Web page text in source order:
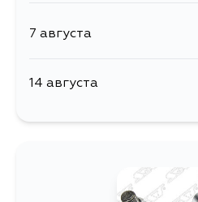
7 августа
14 августа